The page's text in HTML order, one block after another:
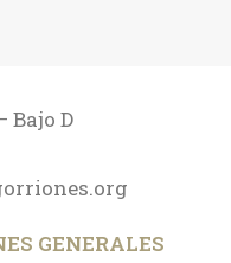
Bajo D
GENERALES